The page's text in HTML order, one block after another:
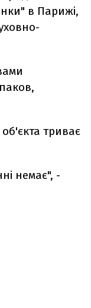
в Парижі,
триває
немає", -